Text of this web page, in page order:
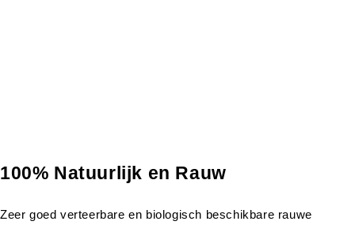
100% Natuurlijk en Rauw
Zeer goed verteerbare en biologisch beschikbare rauwe